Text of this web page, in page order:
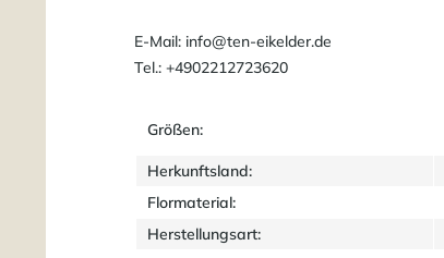
E-Mail: info@ten-eikelder.de
Tel.: +4902212723620
Größen:
Herkunftsland:
Flormaterial:
Herstellungsart: